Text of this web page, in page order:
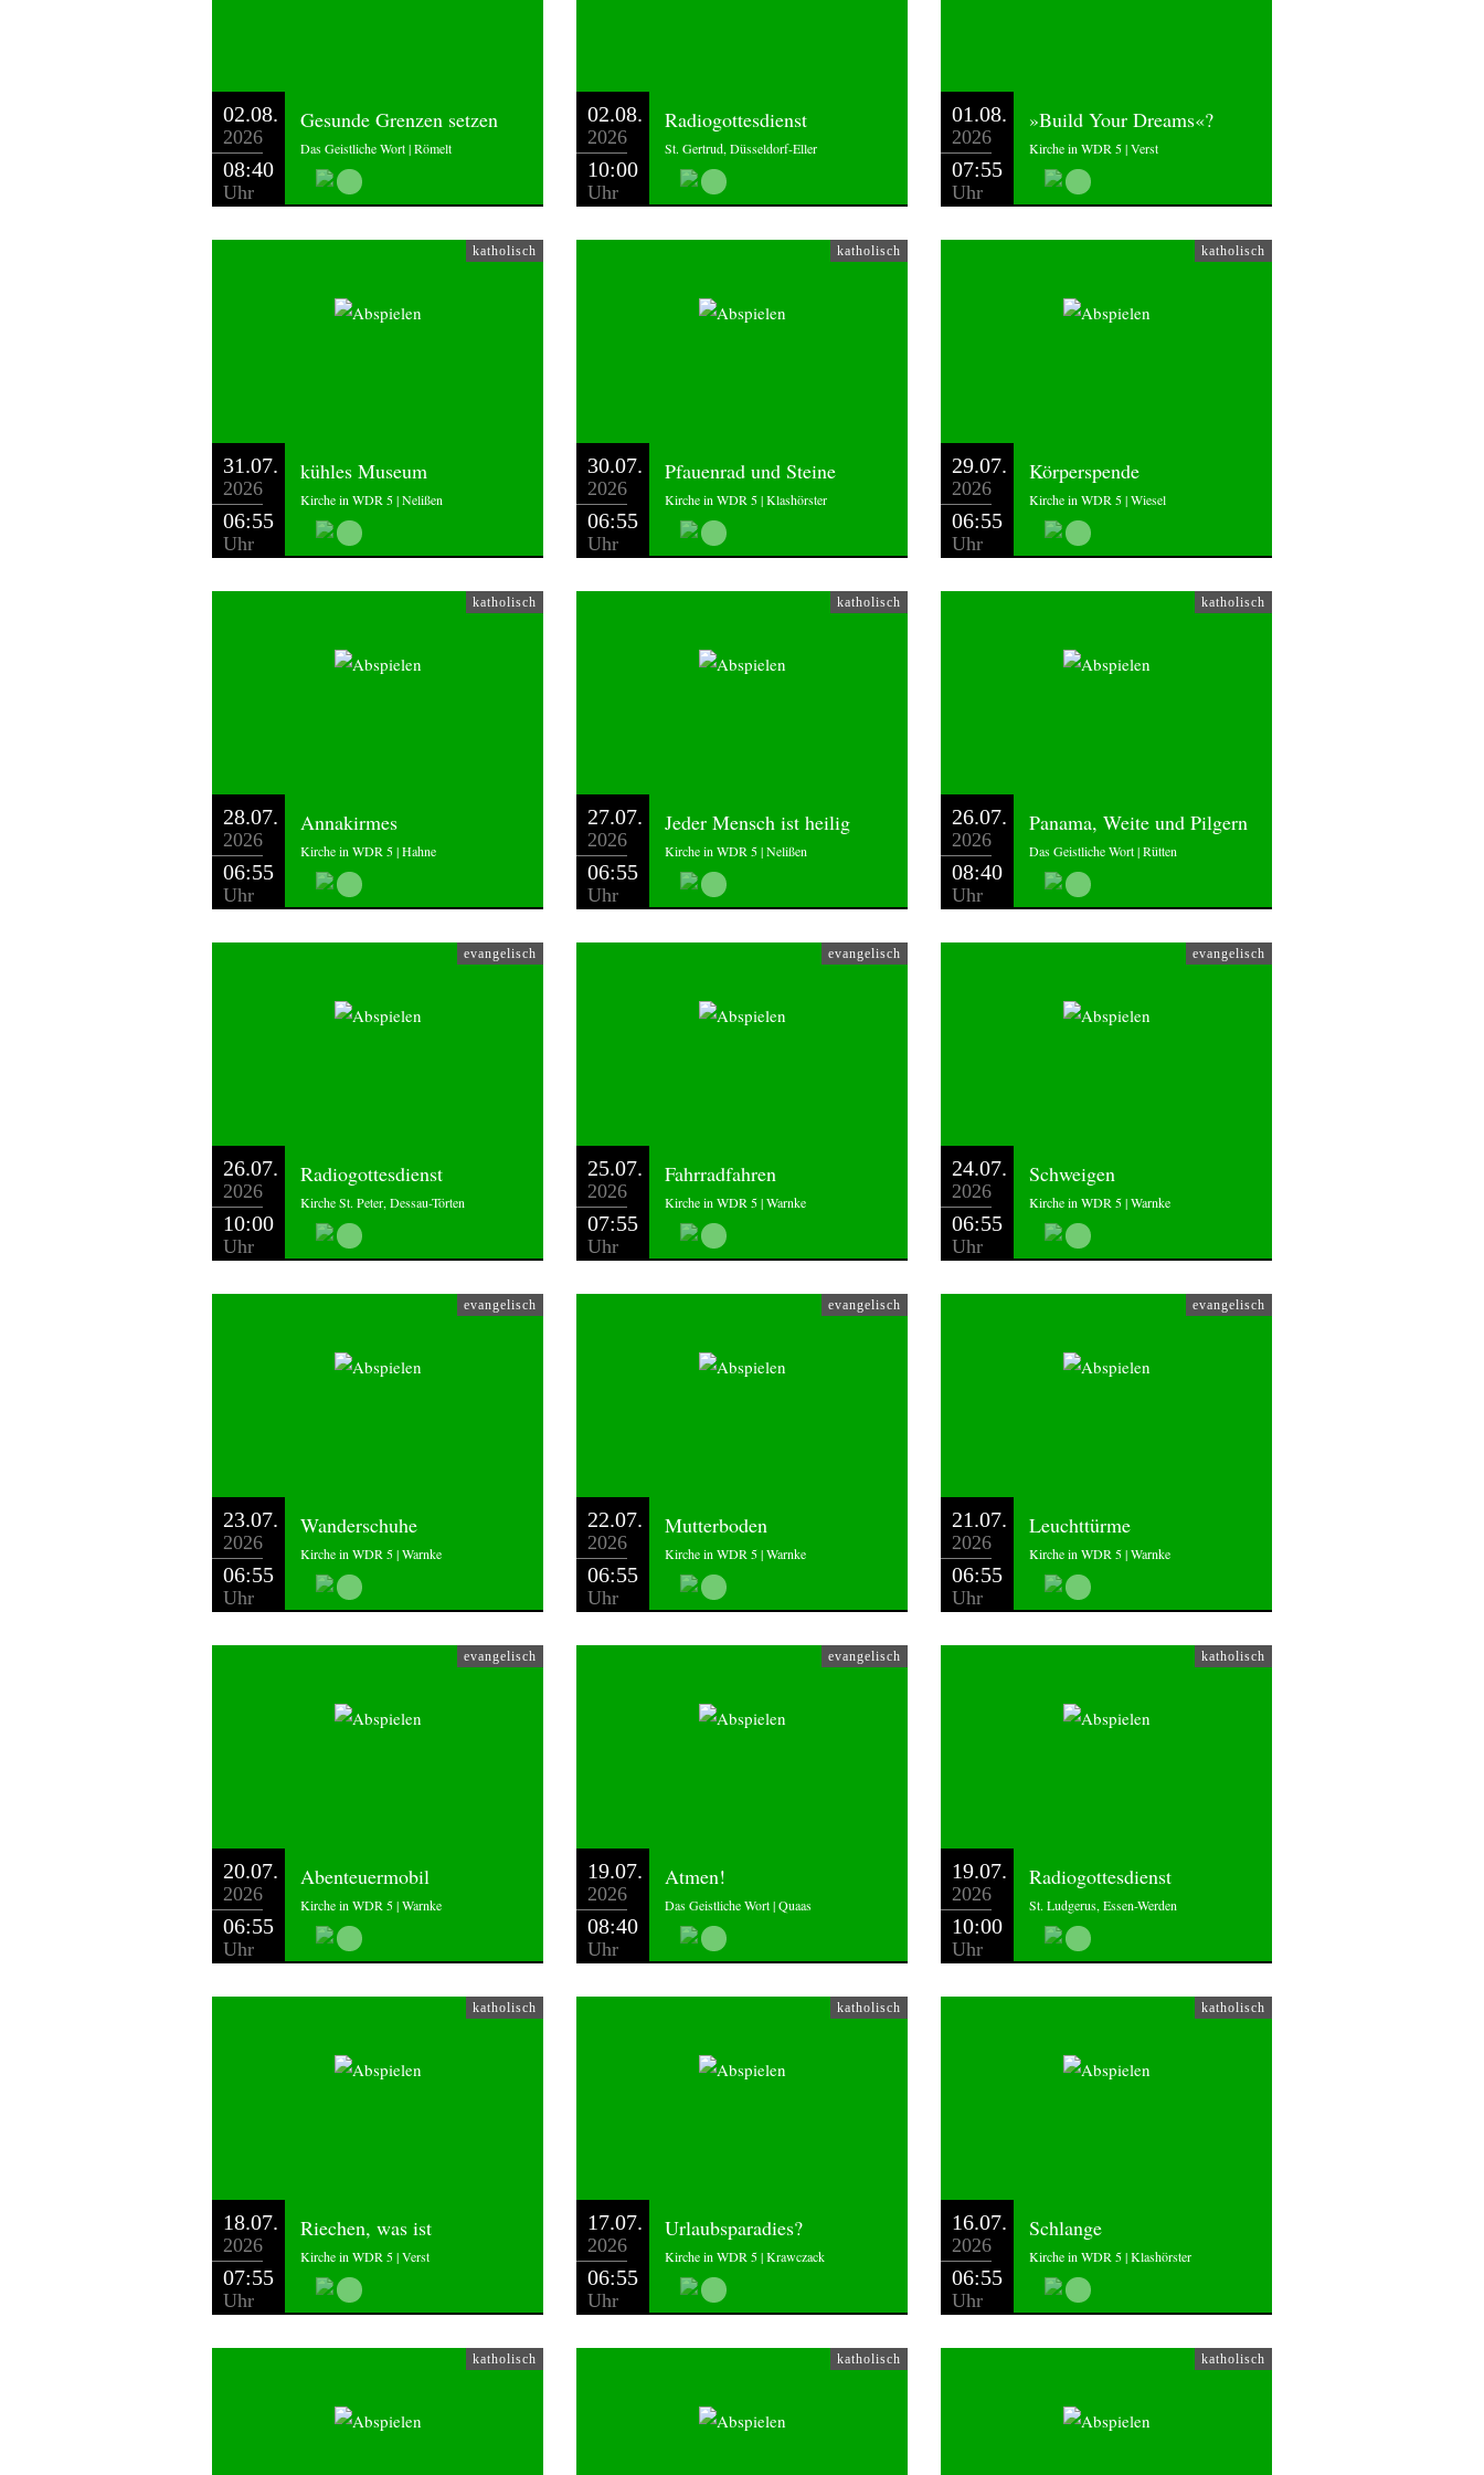
Redaktion:Landespfarrerin Petra Schulze
02.08.
2026
08:40
Uhr
Gesunde Grenzen setzen
Das Geistliche Wort | Römelt
02.08.
2026
10:00
Uhr
Radiogottesdienst
St. Gertrud, Düsseldorf-Eller
01.08.
2026
07:55
Uhr
»Build Your Dreams«?
Kirche in WDR 5 | Verst
katholisch
31.07.
2026
06:55
Uhr
kühles Museum
Kirche in WDR 5 | Nelißen
katholisch
30.07.
2026
06:55
Uhr
Pfauenrad und Steine
Kirche in WDR 5 | Klashörster
katholisch
29.07.
2026
06:55
Uhr
Körperspende
Kirche in WDR 5 | Wiesel
katholisch
28.07.
2026
06:55
Uhr
Annakirmes
Kirche in WDR 5 | Hahne
katholisch
27.07.
2026
06:55
Uhr
Jeder Mensch ist heilig
Kirche in WDR 5 | Nelißen
katholisch
26.07.
2026
08:40
Uhr
Panama, Weite und Pilgern
Das Geistliche Wort | Rütten
evangelisch
26.07.
2026
10:00
Uhr
Radiogottesdienst
Kirche St. Peter, Dessau-Törten
evangelisch
25.07.
2026
07:55
Uhr
Fahrradfahren
Kirche in WDR 5 | Warnke
evangelisch
24.07.
2026
06:55
Uhr
Schweigen
Kirche in WDR 5 | Warnke
evangelisch
23.07.
2026
06:55
Uhr
Wanderschuhe
Kirche in WDR 5 | Warnke
evangelisch
22.07.
2026
06:55
Uhr
Mutterboden
Kirche in WDR 5 | Warnke
evangelisch
21.07.
2026
06:55
Uhr
Leuchttürme
Kirche in WDR 5 | Warnke
evangelisch
20.07.
2026
06:55
Uhr
Abenteuermobil
Kirche in WDR 5 | Warnke
evangelisch
19.07.
2026
08:40
Uhr
Atmen!
Das Geistliche Wort | Quaas
katholisch
19.07.
2026
10:00
Uhr
Radiogottesdienst
St. Ludgerus, Essen-Werden
katholisch
18.07.
2026
07:55
Uhr
Riechen, was ist
Kirche in WDR 5 | Verst
katholisch
17.07.
2026
06:55
Uhr
Urlaubsparadies?
Kirche in WDR 5 | Krawczack
katholisch
16.07.
2026
06:55
Uhr
Schlange
Kirche in WDR 5 | Klashörster
katholisch katholisch katholisch